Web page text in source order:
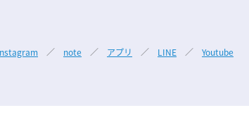
／ note ／ アプリ ／ LINE ／ Youtube